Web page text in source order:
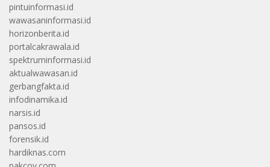
pintuinformasi.id
wawasaninformasi.id
horizonberita.id
portalcakrawala.id
spektruminformasi.id
aktualwawasan.id
gerbangfakta.id
infodinamika.id
narsis.id
pansos.id
forensik.id
hardiknas.com